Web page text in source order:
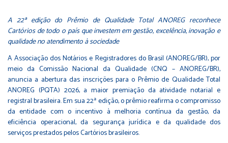
A 22ª edição do Prêmio de Qualidade Total ANOREG reconhece
Cartórios de todo o país que investem em gestão, excelência, inovação e
qualidade no atendimento à sociedade
A Associação dos Notários e Registradores do Brasil (ANOREG/BR), por
meio da Comissão Nacional da Qualidade (CNQ – ANOREG/BR),
anuncia a abertura das inscrições para o Prêmio de Qualidade Total
ANOREG (PQTA) 2026, a maior premiação da atividade notarial e
registral brasileira. Em sua 22ª edição, o prêmio reafirma o compromisso
da entidade com o incentivo à melhoria contínua da gestão, da
eficiência operacional, da segurança jurídica e da qualidade dos
serviços prestados pelos Cartórios brasileiros.